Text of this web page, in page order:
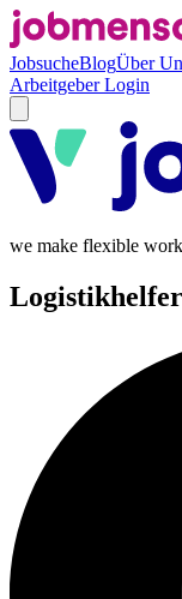
JobsucheBlogÜber
Arbeitgeber Login
we make flexible